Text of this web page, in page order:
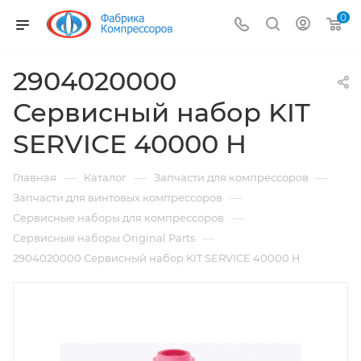
0
2904020000
Сервисный набор KIT
SERVICE 40000 H
Главная — Каталог — Запчасти для компрессоров —
Запчасти для винтовых компрессоров —
Сервисные наборы для компрессоров —
Сервисные наборы Original Parts —
2904020000 Сервисный набор KIT SERVICE 40000 H